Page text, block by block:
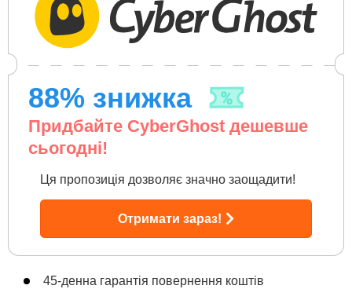
88% знижка
Придбайте CyberGhost дешевше
сьогодні!
Ця пропозиція дозволяє значно заощадити!
Отримати зараз!
45-денна гарантія повернення коштів